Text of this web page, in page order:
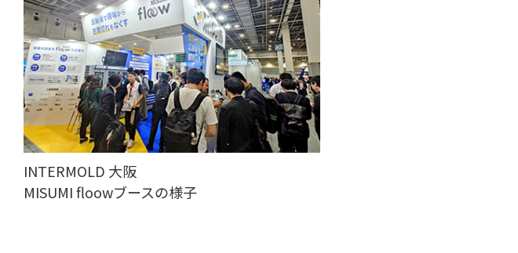
INTERMOLD 大阪
MISUMI floowブースの様子